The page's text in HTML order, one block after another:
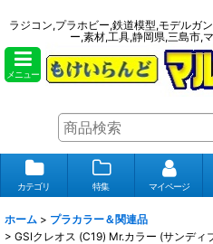
ラジコン,プラホビー,鉄道模型,モデルガ
ー,素材,工具,静岡県,三島市
メニュー
カテゴリ 特集 マイページ
ホーム > プラカラー＆関連品
> GSIクレオス (C19) Mr.カラー (サンディ